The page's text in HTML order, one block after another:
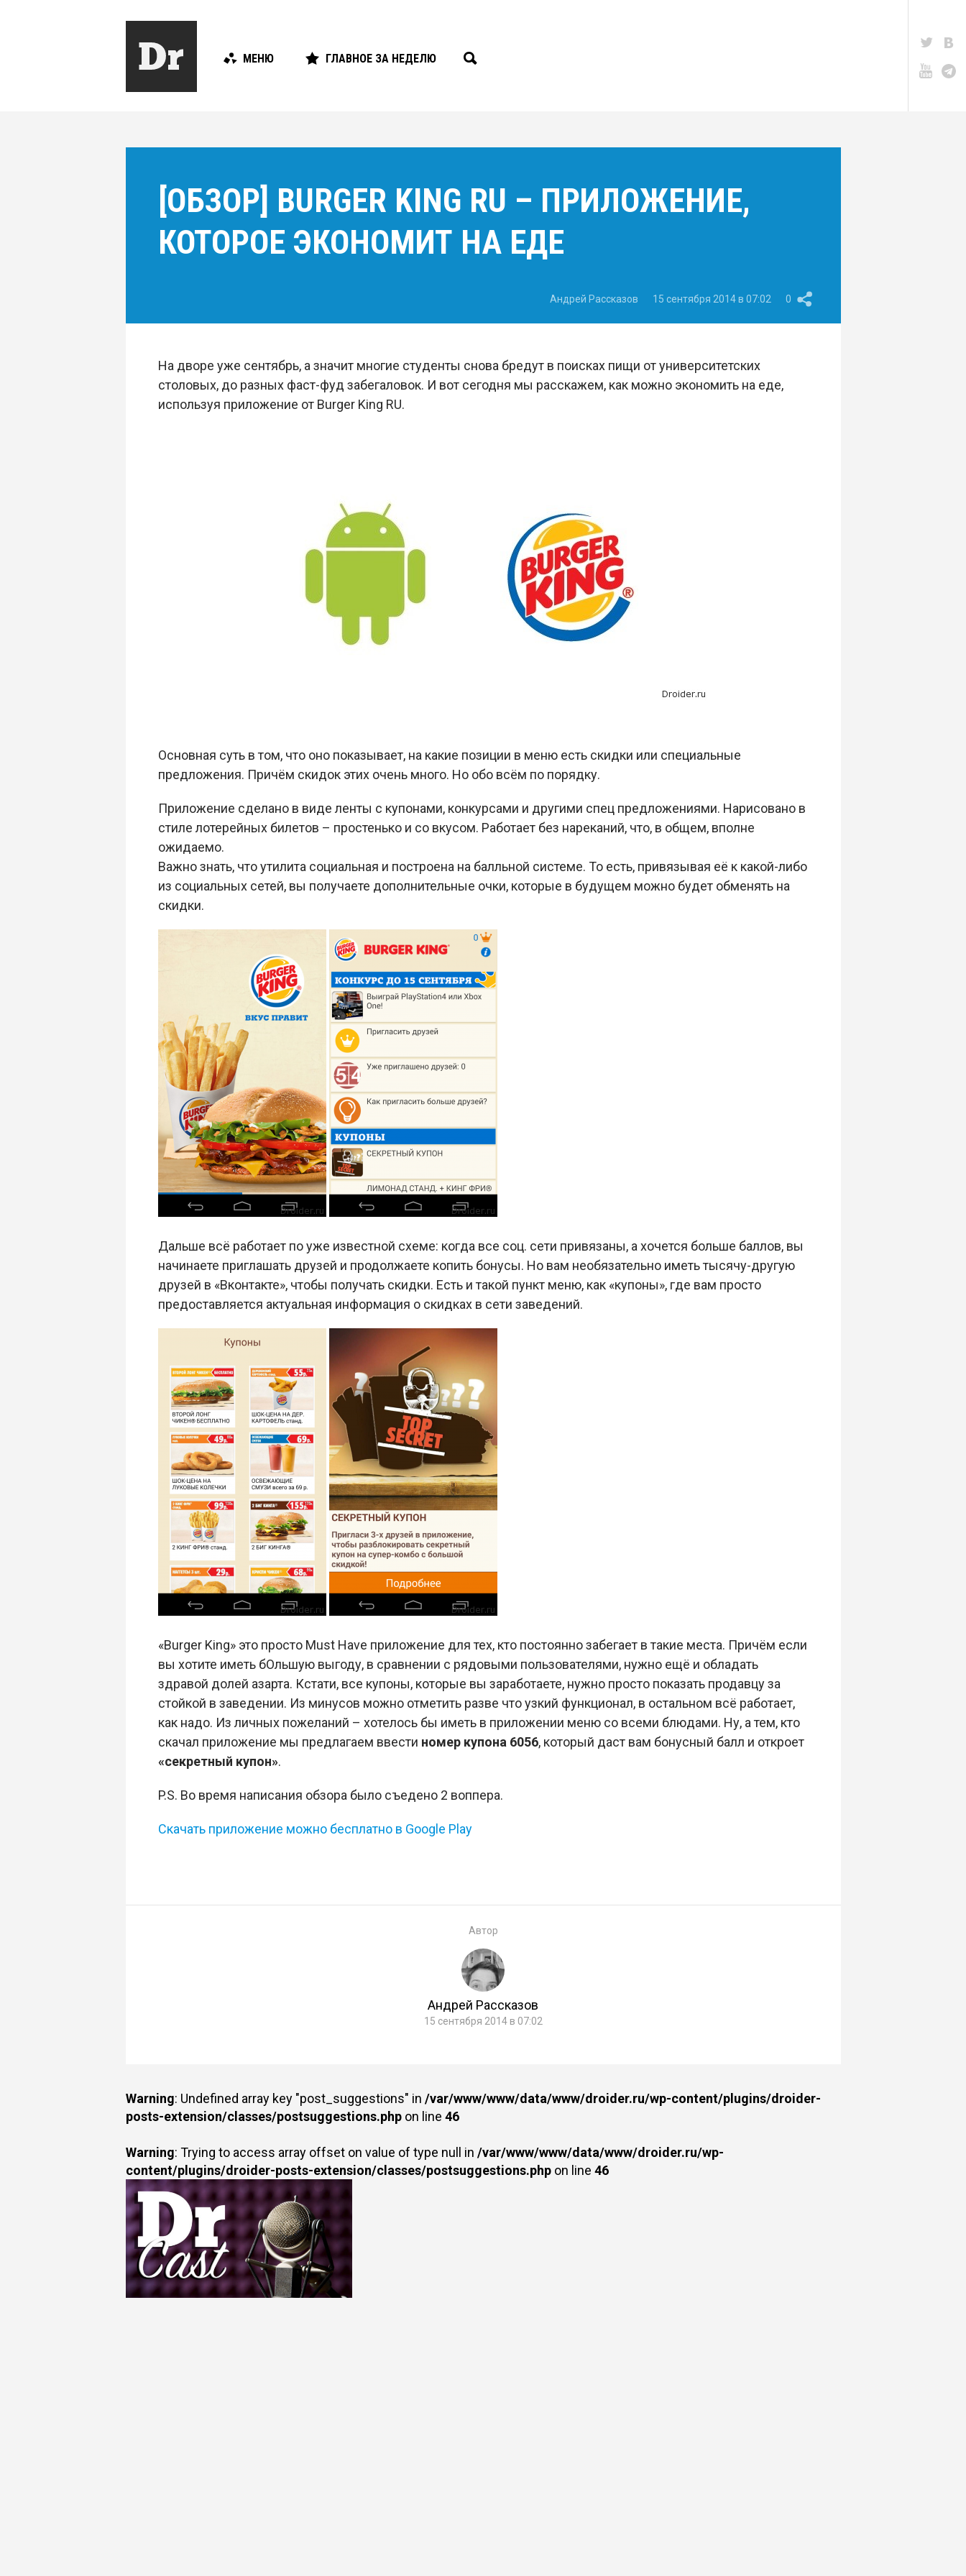
МЕНЮ ГЛАВНОЕ ЗА НЕДЕЛЮ
[ОБЗОР] BURGER KING RU – ПРИЛОЖЕНИЕ,
КОТОРОЕ ЭКОНОМИТ НА ЕДЕ
Андрей Рассказов 15 сентября 2014 в 07:02 0
На дворе уже сентябрь, а значит многие студенты снова бредут в поисках пищи от университетских
столовых, до разных фаст-фуд забегаловок. И вот сегодня мы расскажем, как можно экономить на еде,
используя приложение от Burger King RU.
Основная суть в том, что оно показывает, на какие позиции в меню есть скидки или специальные
предложения. Причём скидок этих очень много. Но обо всём по порядку.
Приложение сделано в виде ленты с купонами, конкурсами и другими спец предложениями. Нарисовано в
стиле лотерейных билетов – простенько и со вкусом. Работает без нареканий, что, в общем, вполне
ожидаемо.
Важно знать, что утилита социальная и построена на балльной системе. То есть, привязывая её к какой-либо
из социальных сетей, вы получаете дополнительные очки, которые в будущем можно будет обменять на
скидки.
Дальше всё работает по уже известной схеме: когда все соц. сети привязаны, а хочется больше баллов, вы
начинаете приглашать друзей и продолжаете копить бонусы. Но вам необязательно иметь тысячу-другую
друзей в «Вконтакте», чтобы получать скидки. Есть и такой пункт меню, как «купоны», где вам просто
предоставляется актуальная информация о скидках в сети заведений.
«Burger King» это просто Must Have приложение для тех, кто постоянно забегает в такие места. Причём если
вы хотите иметь бОльшую выгоду, в сравнении с рядовыми пользователями, нужно ещё и обладать
здравой долей азарта. Кстати, все купоны, которые вы заработаете, нужно просто показать продавцу за
стойкой в заведении. Из минусов можно отметить разве что узкий функционал, в остальном всё работает,
как надо. Из личных пожеланий – хотелось бы иметь в приложении меню со всеми блюдами. Ну, а тем, кто
скачал приложение мы предлагаем ввести номер купона 6056, который даст вам бонусный балл и откроет
«секретный купон».
P.S. Во время написания обзора было съедено 2 воппера.
Скачать приложение можно бесплатно в Google Play
Автор
Андрей Рассказов
15 сентября 2014 в 07:02
Warning: Undefined array key "post_suggestions" in /var/www/www/data/www/droider.ru/wp-content/plugins/droider-
posts-extension/classes/postsuggestions.phpon line 46
Warning: Trying to access array offset on value of type null in /var/www/www/data/www/droider.ru/wp-
content/plugins/droider-posts-extension/classes/postsuggestions.phpon line 46